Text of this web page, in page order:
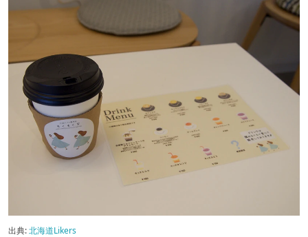
出典:北海道Likers